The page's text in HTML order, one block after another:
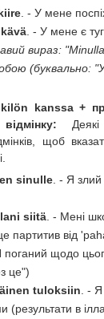
. - У мене
. - У мене є
вираз:
(буквально:
kanssa +
Деякі
щоб
sinulle . - Я
siitä . - Мені
партитив від
поганий щодо
це")
tuloksiin . -
(результати в